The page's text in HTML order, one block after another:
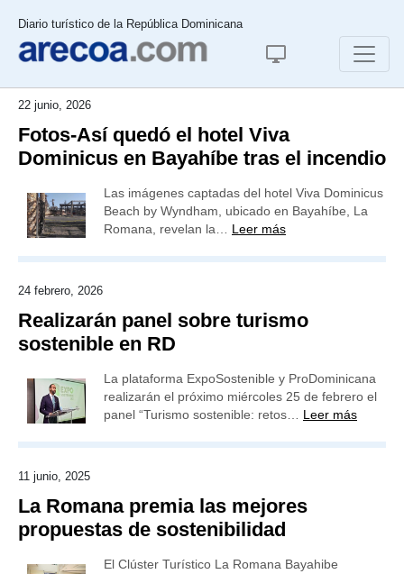
Diario turístico de la República Dominicana
22 junio, 2026
Fotos-Así quedó el hotel Viva
Dominicus en Bayahíbe tras el incendio
Las imágenes captadas del hotel Viva Dominicus
Beach by Wyndham, ubicado en Bayahíbe, La
Romana, revelan la… Leer más
24 febrero, 2026
Realizarán panel sobre turismo
sostenible en RD
La plataforma ExpoSostenible y ProDominicana
realizarán el próximo miércoles 25 de febrero el
panel “Turismo sostenible: retos… Leer más
11 junio, 2025
La Romana premia las mejores
propuestas de sostenibilidad
El Clúster Turístico La Romana Bayahibe